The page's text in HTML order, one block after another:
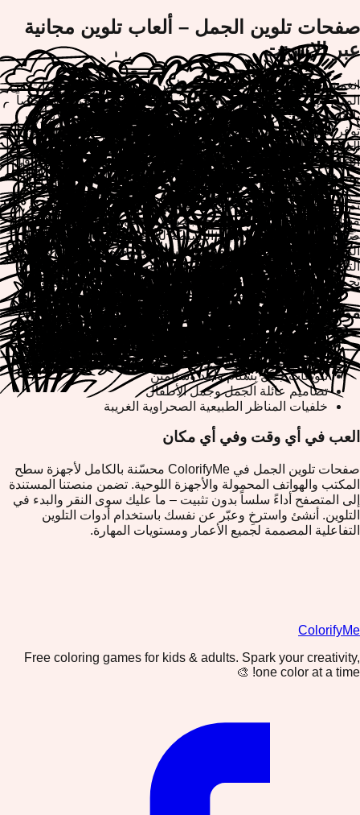
صفحات تلوين الجمل – ألعاب تلوين مجانية
عبر الإنترنت
انغمس في مجموعتنا من صفحات تلوين الجمل واستمتع بساعات من
المرح الإبداعي والمريح! سواء كنت طفلاً يكتشف الصحراء أو شخصاً
بالغاً يبحث عن ترفيه واعٍ، فإن ألعاب التلوين المجانية عبر الإنترنت
توفر الهروب المثالي. لوّن الجمال اللطيفة في أوضاع مختلفة، من
المتجولين الصحراويين الفخمين إلى شخصيات الرسوم المتحركة
اللطيفة. لا توجد متطلبات تحميل – ما عليك سوى اللعب مباشرة في
متصفحك على أي جهاز وأطلق العنان لإبداعك بألوان نابضة بالحياة.
تم تصميم صفحات تلوين الجمل لدينا لإثارة الخيال مع توفير تجربة
مهدئة وعلاجية. تتميز كل صفحة بتصاميم جمل فريدة بمستويات
صعوبة متفاوتة، من الرسوم البسيطة للأطفال الصغار إلى الأنماط
المعقدة لفناني التلوين المتقدمين. استمتع بالوصول الفوري إلى أدوات
التلوين المتميزة واختر من لوحات ألوان غير محدودة وقم بطباعة أو
تحميل روائعك المنتهية بسهولة لمشاركتها مع الأصدقاء والعائلة.
موضوعات وتصاميم تلوين الجمل
جمال رسوم متحركة لطيفة بعيون كبيرة
مشاهد جمل صحراوية واقعية
تنويعات جمل بسنام واحد وسنامين
تصاميم عائلة الجمل وجمل الأطفال
خلفيات المناظر الطبيعية الصحراوية الغريبة
العب في أي وقت وفي أي مكان
صفحات تلوين الجمل في ColorifyMe محسّنة بالكامل لأجهزة سطح
المكتب والهواتف المحمولة والأجهزة اللوحية. تضمن منصتنا المستندة
إلى المتصفح أداءً سلساً بدون تثبيت – ما عليك سوى النقر والبدء في
التلوين. أنشئ واسترخِ وعبّر عن نفسك باستخدام أدوات التلوين
التفاعلية المصممة لجميع الأعمار ومستويات المهارة.
ColorifyMe
Free coloring games for kids & adults. Spark your creativity,
one color at a time! 🎨